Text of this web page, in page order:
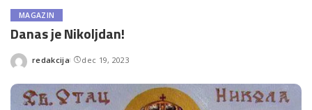
MAGAZIN
Danas je Nikoljdan!
Posted
redakcija dec 19, 2023